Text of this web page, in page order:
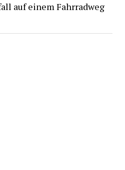
auf einem Fahrradweg